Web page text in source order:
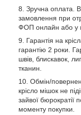
Зручна оплата.
замовлення при
ФОП онлайн або у
Гарантія на
гарантію 2 роки.
швів, блискавок,
тканин.
Обмін/
крісло мішок не
зайвої бюрократії
моменту покупки.